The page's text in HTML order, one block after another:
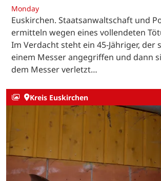
Monday
Euskirchen. Staatsanwaltschaft und
ermitteln wegen eines vollendeten
Im Verdacht steht ein 45-Jähriger, der
einem Messer angegriffen und dann
dem Messer verletzt…
Kreis Euskirchen